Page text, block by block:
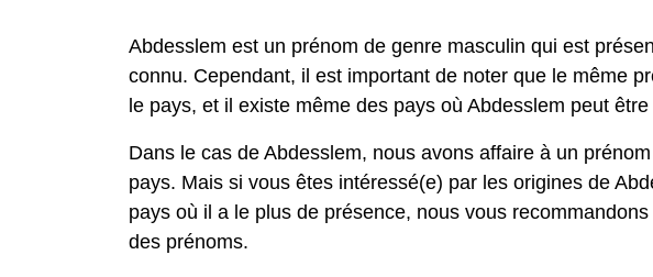
Abdesslem est un prénom de genre masculin qui est
connu. Cependant, il est important de noter que le même
le pays, et il existe même des pays où Abdesslem peut
Dans le cas de Abdesslem, nous avons affaire à un
pays. Mais si vous êtes intéressé(e) par les origines de
pays où il a le plus de présence, nous vous
des prénoms.